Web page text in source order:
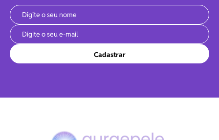
Cadastrar